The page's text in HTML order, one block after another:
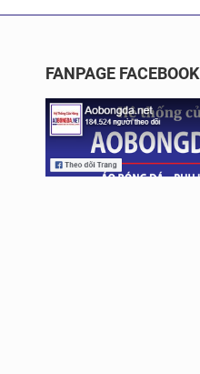
FANPAGE FACEBOOK